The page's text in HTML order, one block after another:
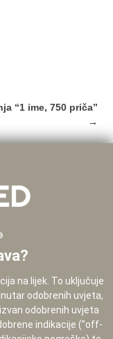
“1 ime, 750 priča”
→
na lijek. To uključuje
odobrenih uvjeta,
odobrenih uvjeta
indikacije (”off-